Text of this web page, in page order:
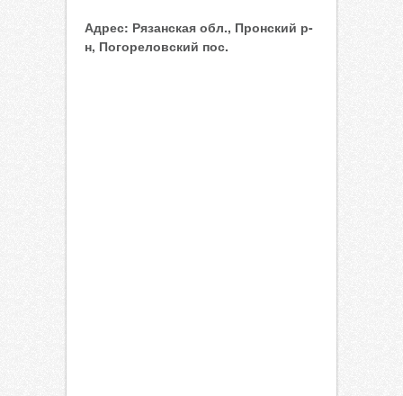
Адрес: Рязанская обл., Пронский р-
н, Погореловский пос.